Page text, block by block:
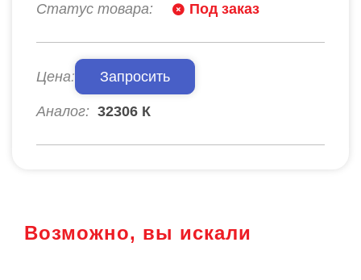
Статус товара:
Под заказ
Цена: Запросить
Аналог: 32306 К
Возможно, вы искали